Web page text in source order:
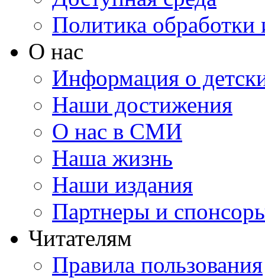
Политика
О нас
Информация о
Наши достижения
О нас в СМИ
Наша жизнь
Наши издания
Партнеры и
Читателям
Правила пользования